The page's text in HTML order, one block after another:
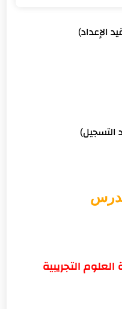
الإعداد)
التسجيل)
التجريبية